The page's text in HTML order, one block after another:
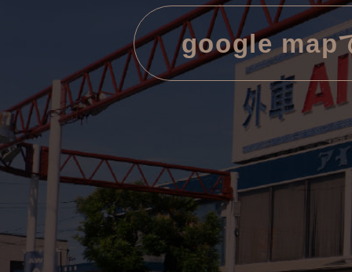
google map